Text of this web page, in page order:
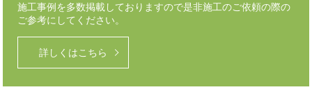
施工事例を多数掲載しておりますので是非施工のご依頼の際の
ご参考にしてください。
詳しくはこちら